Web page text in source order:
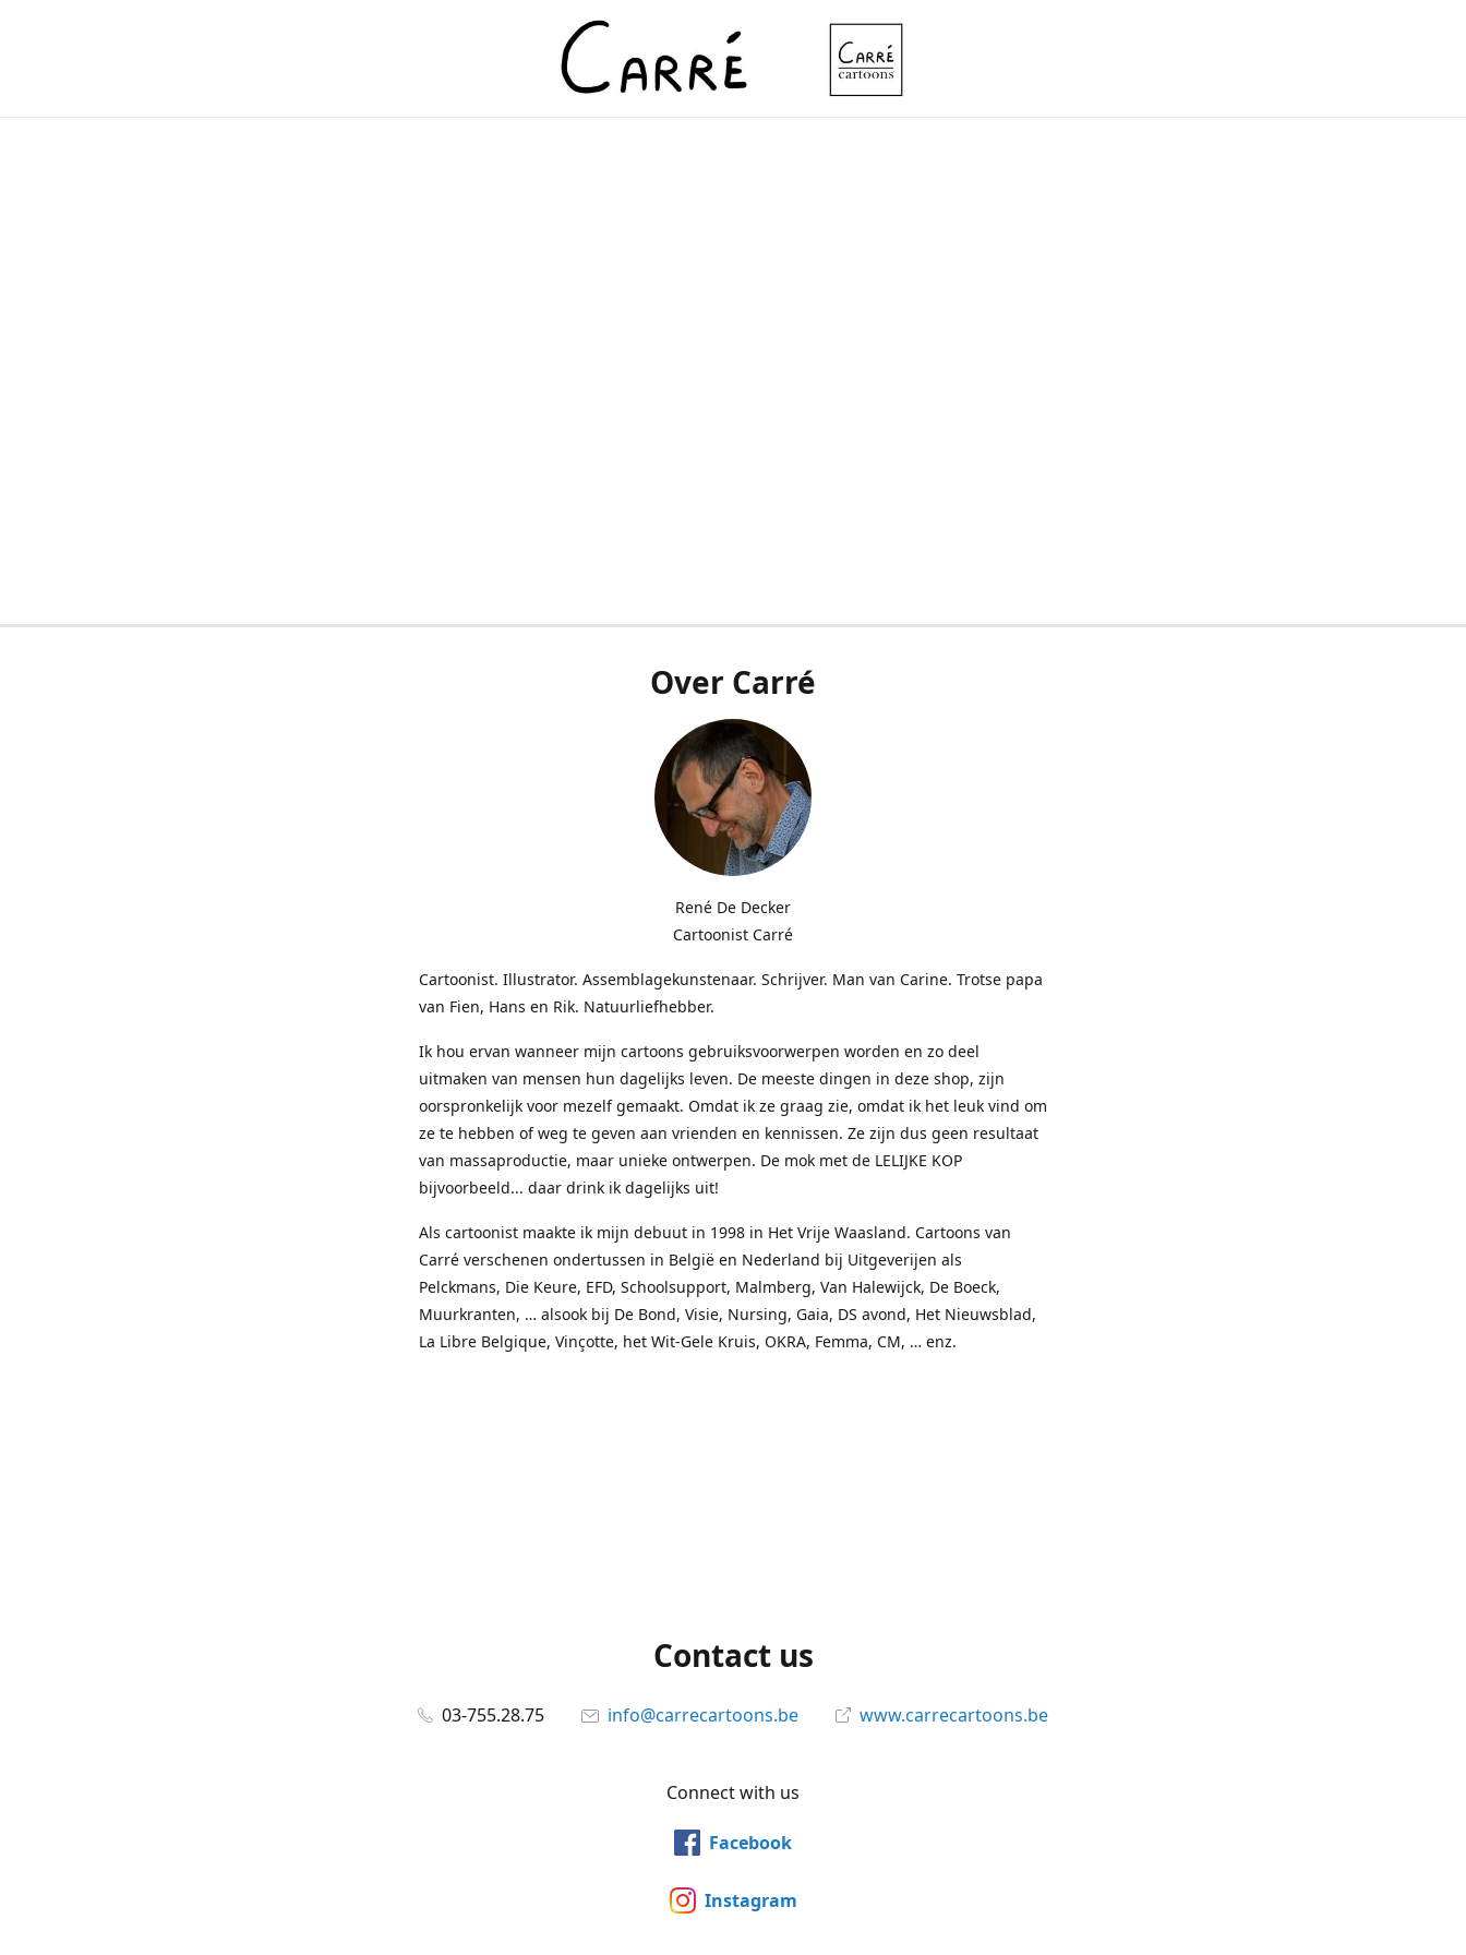
Over Carré
René De Decker
Cartoonist Carré
Cartoonist. Illustrator. Assemblagekunstenaar. Schrijver. Man van Carine. Trotse papa
van Fien, Hans en Rik. Natuurliefhebber.
Ik hou ervan wanneer mijn cartoons gebruiksvoorwerpen worden en zo deel
uitmaken van mensen hun dagelijks leven. De meeste dingen in deze shop, zijn
oorspronkelijk voor mezelf gemaakt. Omdat ik ze graag zie, omdat ik het leuk vind om
ze te hebben of weg te geven aan vrienden en kennissen. Ze zijn dus geen resultaat
van massaproductie, maar unieke ontwerpen. De mok met de LELIJKE KOP
bijvoorbeeld... daar drink ik dagelijks uit!
Als cartoonist maakte ik mijn debuut in 1998 in Het Vrije Waasland. Cartoons van
Carré verschenen ondertussen in België en Nederland bij Uitgeverijen als
Pelckmans, Die Keure, EFD, Schoolsupport, Malmberg, Van Halewijck, De Boeck,
Muurkranten, … alsook bij De Bond, Visie, Nursing, Gaia, DS avond, Het Nieuwsblad,
La Libre Belgique, Vinçotte, het Wit-Gele Kruis, OKRA, Femma, CM, … enz.
Contact us
03-755.28.75 info@carrecartoons.be www.carrecartoons.be
Connect with us
Facebook
Instagram